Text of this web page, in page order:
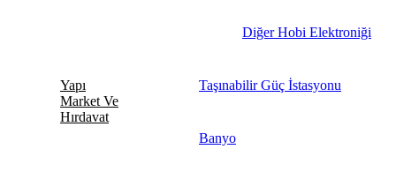
Diğer Hobi Elektroniği
Yapı
Market Ve
Hırdavat
Taşınabilir Güç İstasyonu
Banyo